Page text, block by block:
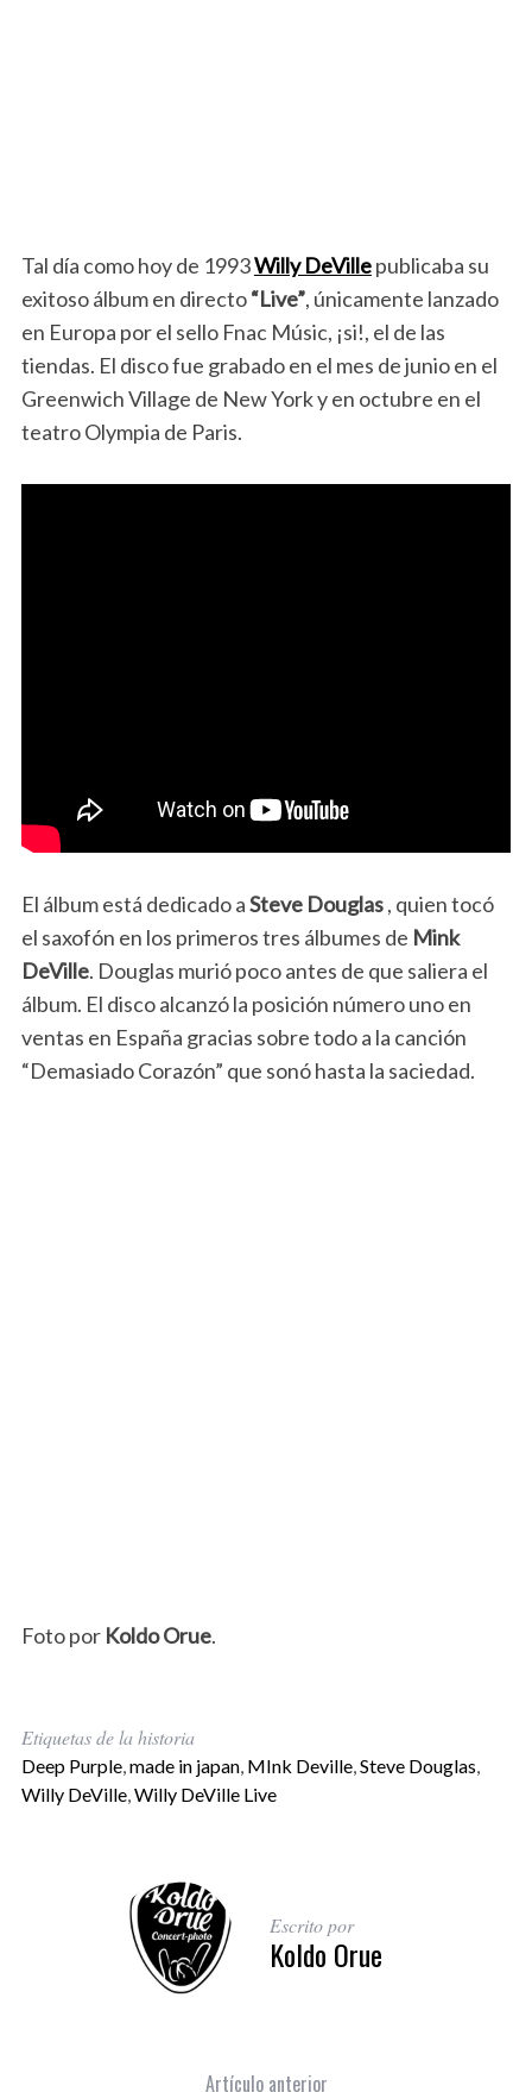
Tal día como hoy de 1993Willy DeVillepublicaba su
exitoso álbum en directo“Live”, únicamente lanzado
en Europa por el sello Fnac Músic, ¡si!, el de las
tiendas. El disco fue grabado en el mes de junio en el
Greenwich Village de New York y en octubre en el
teatro Olympia de Paris.
El álbum está dedicado aSteve Douglas, quien tocó
el saxofón en los primeros tres álbumes de Mink
DeVille. Douglas murió poco antes de que saliera el
álbum. El disco alcanzó la posición número uno en
ventas en España gracias sobre todo a la canción
“Demasiado Corazón” que sonó hasta la saciedad.
Foto por Koldo Orue.
Etiquetas de la historia
Deep Purple,made in japan, MInk Deville,Steve Douglas,
Willy DeVille,Willy DeVille Live
Escrito por
Koldo Orue
Artículo anterior